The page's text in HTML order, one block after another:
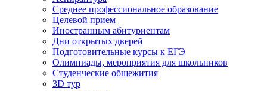
Среднее профессиональное образование
Целевой прием
Иностранным абитуриентам
Дни открытых дверей
Подготовительные курсы к ЕГЭ
Олимпиады, мероприятия для школьников
Студенческие общежития
3D тур